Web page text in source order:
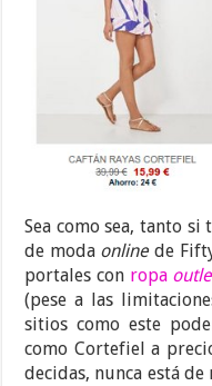
Sea como sea, tanto
de moda onlinede
portales con ropa
(pese a las
sitios como este
como Cortefiel a
decidas, nunca está